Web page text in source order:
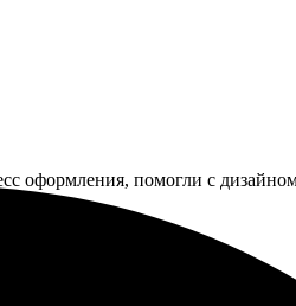
оформления, помогли с